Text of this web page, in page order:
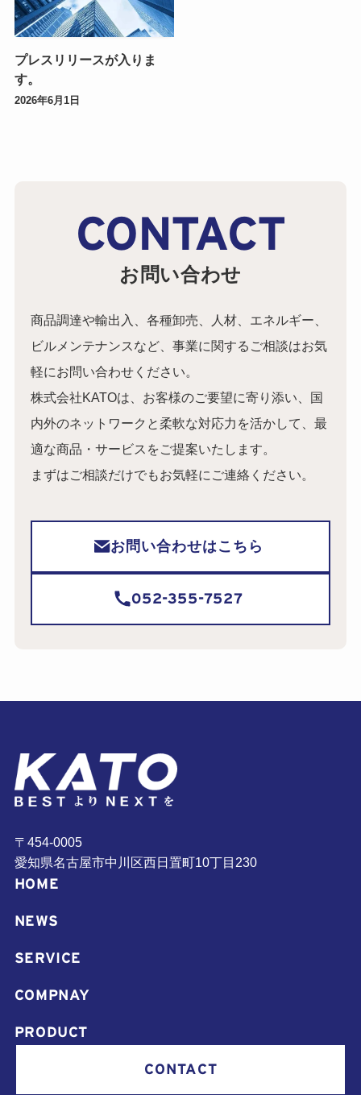
プレスリリースが入りま
す。
2026年6月1日
CONTACT
お問い合わせ
商品調達や輸出入、各種卸売、人材、エネルギー、
ビルメンテナンスなど、事業に関するご相談はお気
軽にお問い合わせください。
株式会社KATOは、お客様のご要望に寄り添い、国
内外のネットワークと柔軟な対応力を活かして、最
適な商品・サービスをご提案いたします。
まずはご相談だけでもお気軽にご連絡ください。
お問い合わせはこちら
052-355-7527
〒454-0005
愛知県名古屋市中川区西日置町10丁目230
HOME
NEWS
SERVICE
COMPNAY
PRODUCT
CONTACT